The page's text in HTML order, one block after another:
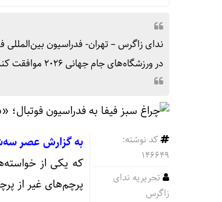
ندای زاگرس – تهران- فدراسیون
در ورزشگاه‎‌های جام جهانی ۲۰۲۶ موافقت کند.
کد نوشته:
146649
تحریریه ندای
زاگرس
به گزارش عصر
که یکی از
پرچم‌های غیر از